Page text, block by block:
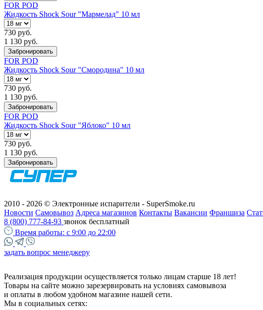
FOR POD
Жидкость Shock Sour "Мармелад" 10 мл
730 руб.
1 130 руб.
Забронировать
FOR POD
Жидкость Shock Sour "Смородина" 10 мл
730 руб.
1 130 руб.
Забронировать
FOR POD
Жидкость Shock Sour "Яблоко" 10 мл
730 руб.
1 130 руб.
Забронировать
2010 - 2026 © Электронные испарители - SuperSmoke.ru
Новости Самовывоз Адреса магазинов Контакты Вакансии Франшиза
8 (800) 777-84-93 звонок бесплатный
Время работы: с 9:00 до 22:00
задать вопрос менеджеру
Реализация продукции осуществляется только лицам старше 18 лет!
Товары на сайте можно зарезервировать на условиях самовывоза
и оплаты в любом удобном магазине нашей сети.
Мы в социальных сетях: